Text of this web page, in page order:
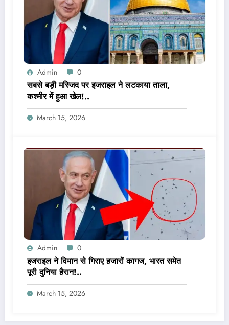
Admin 0
सबसे बड़ी मस्जिद पर इजराइल ने लटकाया ताला,
कश्मीर में हुआ खेल!..
March 15, 2026
Admin 0
इजराइल ने विमान से गिराए हजारों कागज, भारत समेत
पूरी दुनिया हैरान!..
March 15, 2026